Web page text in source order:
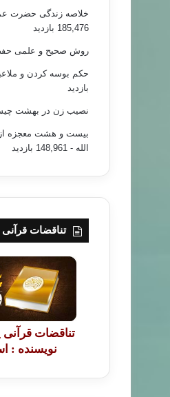
خلاصه زندگی حضرت
185,476 بازدید
روش صحیح و علمی
حکم بوسه کردن و
بازدید
نصیب زن در بهشت
بیست و هشت معجزه
الله - 148,961 بازدید
تناقضات قرآنی
تناقضات
نویسنده :